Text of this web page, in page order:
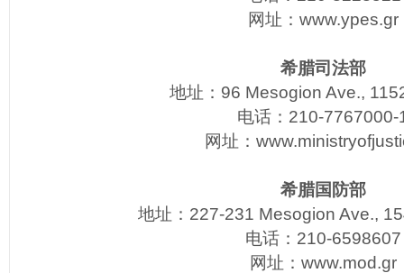
网址： www.ypes.gr
希腊司法部
地址：96 Mesogion Ave.,
电话：210-7767000-
网址：
希腊国防部
地址：227-231 Mesogion Ave.,
电话：210-6598607
网址： www.mod.gr